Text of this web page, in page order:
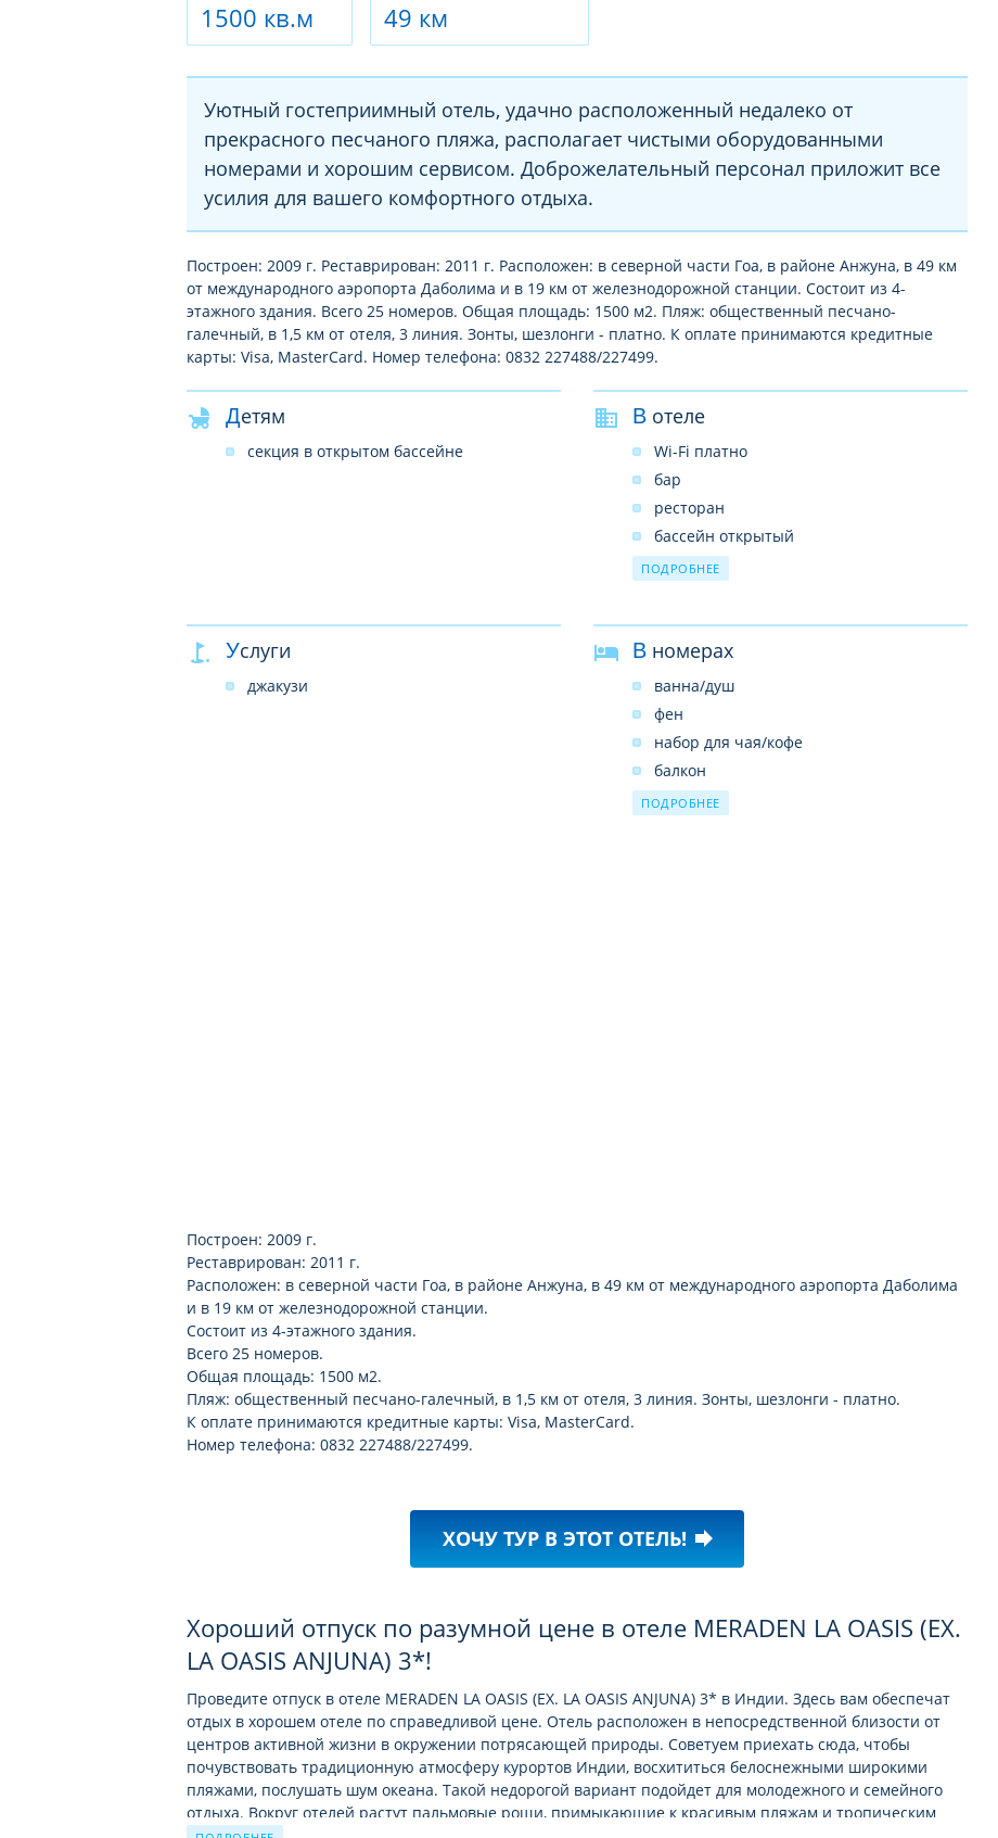
1500 кв.м 49 км
Уютный гостеприимный отель, удачно расположенный недалеко от
прекрасного песчаного пляжа, располагает чистыми оборудованными
номерами и хорошим сервисом. Доброжелательный персонал приложит все
усилия для вашего комфортного отдыха.
Построен: 2009 г. Реставрирован: 2011 г. Расположен: в северной части Гоа, в районе Анжуна, в 49 км
от международного аэропорта Даболима и в 19 км от железнодорожной станции. Состоит из 4-
этажного здания. Всего 25 номеров. Общая площадь: 1500 м2. Пляж: общественный песчано-
галечный, в 1,5 км от отеля, 3 линия. Зонты, шезлонги - платно. К оплате принимаются кредитные
карты: Visa, MasterCard. Номер телефона: 0832 227488/227499.
Детям
секция в открытом бассейне
В отеле
Wi-Fi платно
бар
ресторан
бассейн открытый
бизнес-центр
прачечная платно
парковка
ПОДРОБНЕЕ
Услуги
джакузи
В номерах
ванна/душ
фен
набор для чая/кофе
балкон
телевизор
ПОДРОБНЕЕ
Построен: 2009 г.
Реставрирован: 2011 г.
Расположен: в северной части Гоа, в районе Анжуна, в 49 км от международного аэропорта Даболима
и в 19 км от железнодорожной станции.
Состоит из 4-этажного здания.
Всего 25 номеров.
Общая площадь: 1500 м2.
Пляж: общественный песчано-галечный, в 1,5 км от отеля, 3 линия. Зонты, шезлонги - платно.
К оплате принимаются кредитные карты: Visa, MasterCard.
Номер телефона: 0832 227488/227499.
ХОЧУ ТУР В ЭТОТ ОТЕЛЬ! forward
Хороший отпуск по разумной цене в отеле MERADEN LA OASIS (EX.
LA OASIS ANJUNA) 3*!
Проведите отпуск в отеле MERADEN LA OASIS (EX. LA OASIS ANJUNA) 3* в Индии. Здесь вам обеспечат
отдых в хорошем отеле по справедливой цене. Отель расположен в непосредственной близости от
центров активной жизни в окружении потрясающей природы. Советуем приехать сюда, чтобы
почувствовать традиционную атмосферу курортов Индии, восхититься белоснежными широкими
пляжами, послушать шум океана. Такой недорогой вариант подойдет для молодежного и семейного
отдыха. Вокруг отелей растут пальмовые рощи, примыкающие к красивым пляжам и тропическим